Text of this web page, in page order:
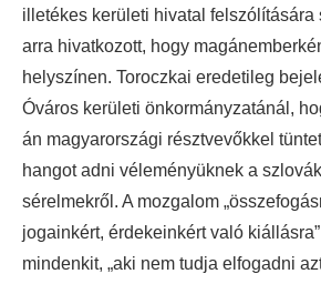
illetékes kerületi hivatal felszólítására
arra hivatkozott, hogy
helyszínen. Toroczkai eredetileg
Óváros kerületi önkormányzatánál,
án magyarországi résztvevőkkel
hangot adni véleményüknek a
sérelmekről. A mozgalom
jogainkért, érdekeinkért való
mindenkit, „aki nem tudja elfogadni